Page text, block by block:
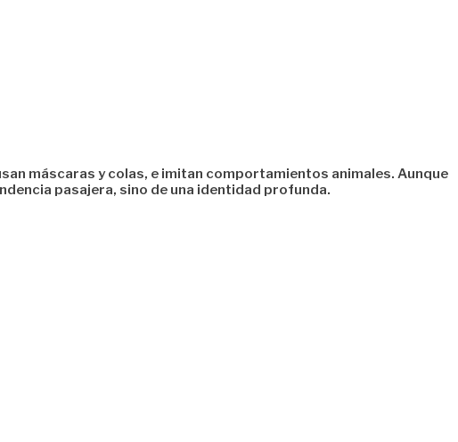
máscaras y colas, e imitan comportamientos animales. Aunque
pasajera, sino de una identidad profunda.